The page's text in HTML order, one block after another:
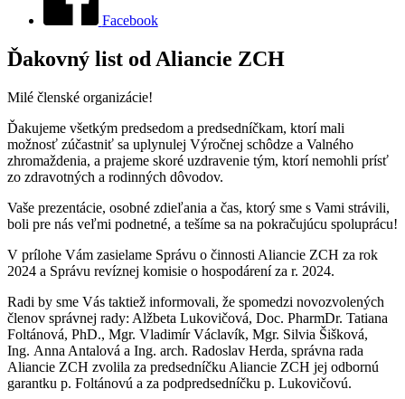
Facebook
Ďakovný list od Aliancie ZCH
Milé členské organizácie!
Ďakujeme všetkým predsedom a predsedníčkam, ktorí mali
možnosť zúčastniť sa uplynulej Výročnej schôdze a Valného
zhromaždenia, a prajeme skoré uzdravenie tým, ktorí nemohli prísť
zo zdravotných a rodinných dôvodov.
Vaše prezentácie, osobné zdieľania a čas, ktorý sme s Vami strávili,
boli pre nás veľmi podnetné, a tešíme sa na pokračujúcu spoluprácu!
V prílohe Vám zasielame Správu o činnosti Aliancie ZCH za rok
2024 a Správu revíznej komisie o hospodárení za r. 2024.
Radi by sme Vás taktiež informovali, že spomedzi novozvolených
členov správnej rady: Alžbeta Lukovičová, Doc. PharmDr. Tatiana
Foltánová, PhD., Mgr. Vladimír Václavík, Mgr. Silvia Šišková,
Ing. Anna Antalová a Ing. arch. Radoslav Herda, správna rada
Aliancie ZCH zvolila za predsedníčku Aliancie ZCH jej odbornú
garantku p. Foltánovú a za podpredsedníčku p. Lukovičovú.